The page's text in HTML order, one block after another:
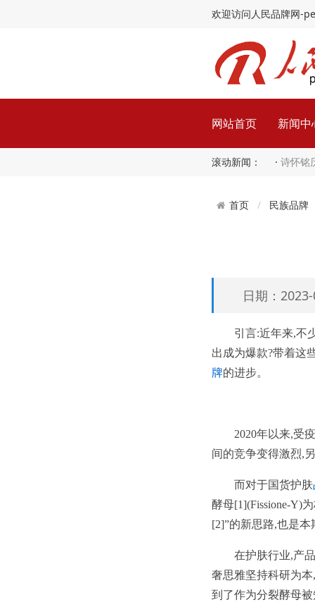
欢迎访问人民品牌网-
网站首页 新闻中
滚动新闻： · 诗怀铭
首页 民族品牌
日期：
引言:近年来,不
出成为爆款?带着这
牌的进步。
2020年以来,受
间的竞争变得激烈,
而对于国货护肤
酵母[1](Fissione-Y)
[2]”的新思路,也是
在护肤行业,产
奢思雅坚持科研为
到了作为分裂酵母被